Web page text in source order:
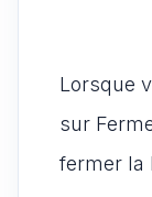
Lorsque
sur
fermer la